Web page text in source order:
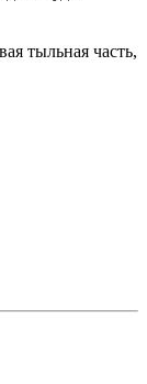
тыльная часть,